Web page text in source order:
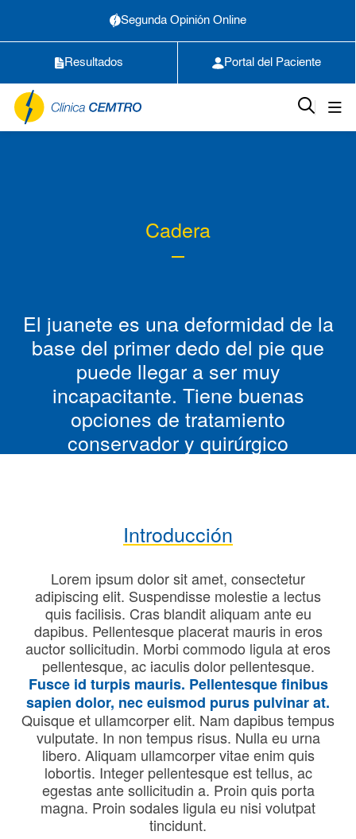
Segunda Opinión Online
Resultados Portal del Paciente
Cadera
El juanete es una deformidad de la
base del primer dedo del pie que
puede llegar a ser muy
incapacitante. Tiene buenas
opciones de tratamiento
conservador y quirúrgico
Introducción
Lorem ipsum dolor sit amet, consectetur
adipiscing elit. Suspendisse molestie a lectus
quis facilisis. Cras blandit aliquam ante eu
dapibus. Pellentesque placerat mauris in eros
auctor sollicitudin. Morbi commodo ligula at eros
pellentesque, ac iaculis dolor pellentesque.
Fusce id turpis mauris. Pellentesque finibus
sapien dolor, nec euismod purus pulvinar at.
Quisque et ullamcorper elit. Nam dapibus tempus
vulputate. In non tempus risus. Nulla eu urna
libero. Aliquam ullamcorper vitae enim quis
lobortis. Integer pellentesque est tellus, ac
egestas ante sollicitudin a. Proin quis porta
magna. Proin sodales ligula eu nisi volutpat
tincidunt.